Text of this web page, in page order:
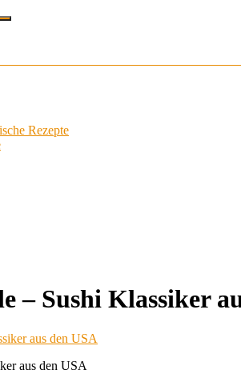
Rezepte
– Sushi Klassiker
aus den USA